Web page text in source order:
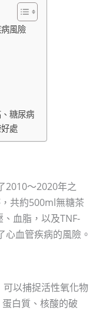
風險
糖尿病
處
2010～2020年之
共約500ml無糖茶
血脂，以及TNF-
血管疾病的風險。
以捕捉活性氧化物
白質、核酸的破